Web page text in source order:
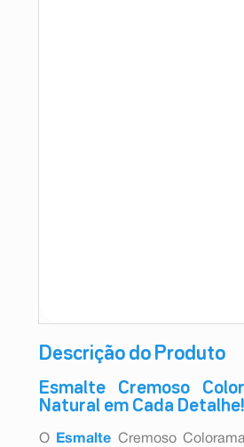
Descrição do Produto
Esmalte Cremoso
Natural em Cada Detalhe!
O Esmalte Cremoso